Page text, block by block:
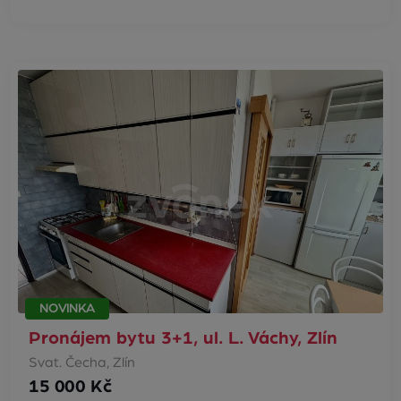
NOVINKA
Pronájem bytu 3+1, ul. L. Váchy, Zlín
Svat. Čecha, Zlín
15 000 Kč